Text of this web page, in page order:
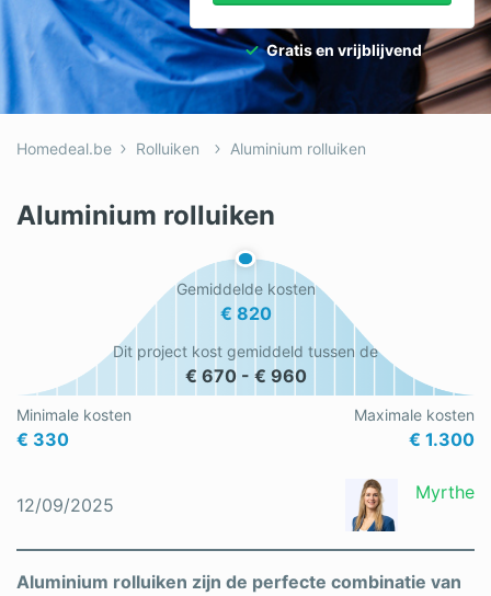
Glas
Hekwerken
Hovenier
Isolatie
Loodgieter
Rolluiken
Schilder
Schrijnwerker
Vloeren
Gratis en vrijblijvend
Homedeal.be Rolluiken Aluminium rolluiken
Aluminium rolluiken
Minimale kosten
€ 330
Gemiddelde kosten
€ 820
Maximale kosten
€ 1.300
Dit project kost gemiddeld tussen de
€ 670 - € 960
12/09/2025
Myrthe
Aluminium rolluiken zijn de perfecte combinatie van